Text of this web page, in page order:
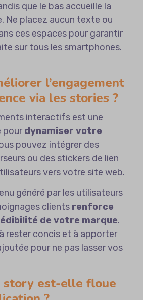
que le bas accueille la
Ne placez aucun texte ou
ces espaces pour garantir
sur tous les smartphones.
l’engagement
via les stories ?
interactifs est une
pourdynamiser votre
pouvez intégrer des
ou des stickers de lien
vers votre site web.
généré par les utilisateurs
clients renforce
de votre marque.
rester concis et à apporter
pour ne pas lasser vos
story est-elle floue